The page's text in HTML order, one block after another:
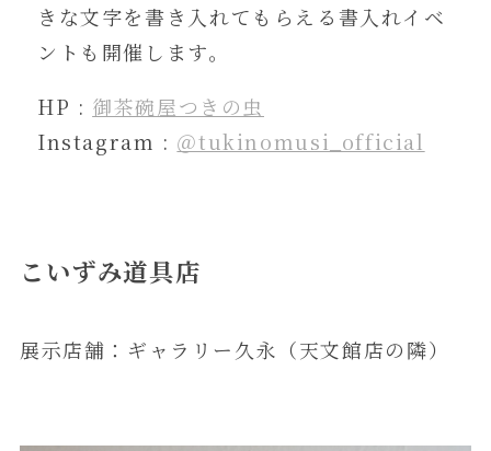
きな文字を書き入れてもらえる書入れイベ
ントも開催します。
HP : 御茶碗屋つきの虫
Instagram : ＠tukinomusi_official
こいずみ道具店
展示店舗：ギャラリー久永（天文館店の隣）